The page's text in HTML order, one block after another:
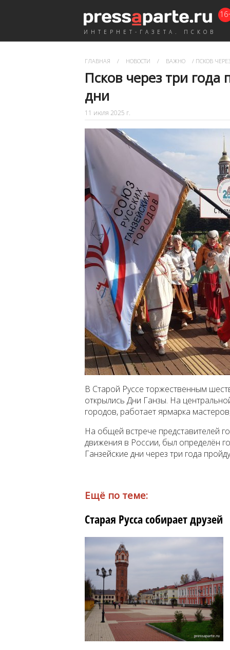
ИНТЕРНЕТ-ГАЗЕТА. ПСКОВ
ГЛАВНАЯ / НОВОСТИ / ВАЖНО / ПСКОВ
Псков через три года
дни
11 июля 2025 г.
В Старой Руссе торжественным
открылись Дни Ганзы. На
городов, работает ярмарка
На общей встрече представителей
движения в России, был определён
Ганзейские дни через три года
Ещё по теме:
Старая Русса собирает друзей